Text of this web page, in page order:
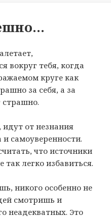
вокруг тебя, когда
круге как
за себя, а за
страшно.
идут от незнания
самоуверенности.
что источники
так легко избавиться.
никого особенно не
смотришь и
неадекватных. Это